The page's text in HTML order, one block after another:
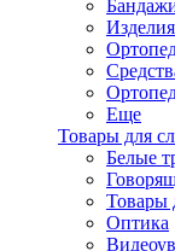
Еще
Товары для
Белые
Товары
Оптика